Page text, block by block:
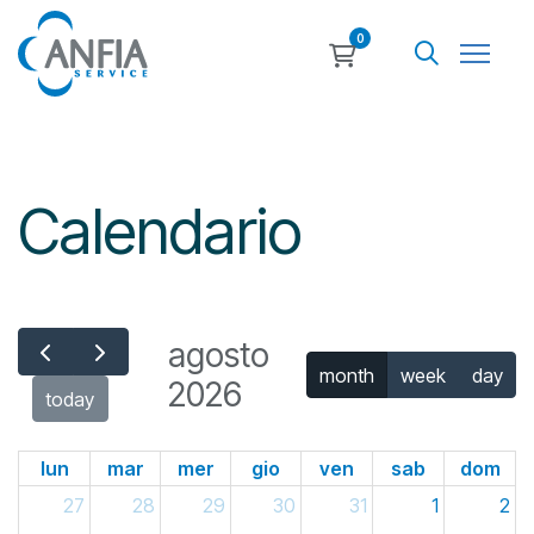
0
Calendario
today
agosto
2026
month week day
lun mar mer gio ven sab
dom
27
28 29 30 31 1 2